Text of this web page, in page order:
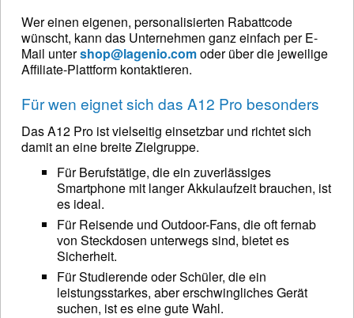
Wer einen eigenen, personalisierten Rabattcode
wünscht, kann das Unternehmen ganz einfach per E-
Mail untershop@lagenio.comoder über die jeweilige
Affiliate-Plattform kontaktieren.
Für wen eignet sich das A12 Pro besonders
Das A12 Pro ist vielseitig einsetzbar und richtet sich
damit an eine breite Zielgruppe.
Für Berufstätige, die ein zuverlässiges
Smartphone mit langer Akkulaufzeit brauchen, ist
es ideal.
Für Reisende und Outdoor-Fans, die oft fernab
von Steckdosen unterwegs sind, bietet es
Sicherheit.
Für Studierende oder Schüler, die ein
leistungsstarkes, aber erschwingliches Gerät
suchen, ist es eine gute Wahl.